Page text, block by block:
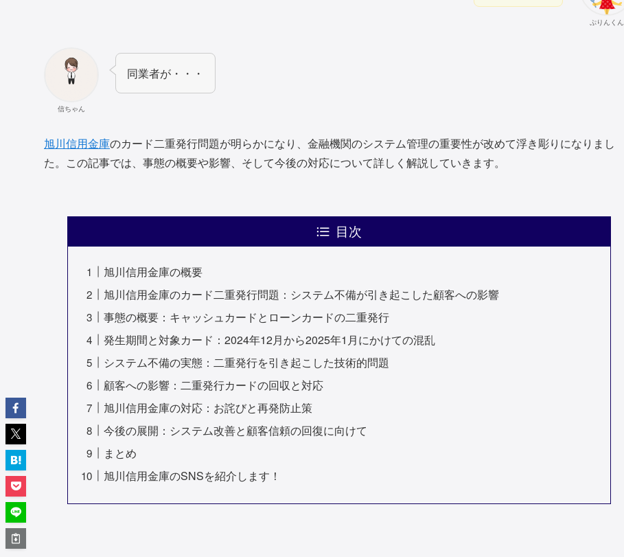
ぷりんくん
信ちゃん
同業者が・・・
旭川信用金庫のカード二重発行問題が明らかになり、金融機関のシステム管理の重要性が改めて浮き彫りになりまし
た。この記事では、事態の概要や影響、そして今後の対応について詳しく解説していきます。
目次
旭川信用金庫の概要
旭川信用金庫のカード二重発行問題：システム不備が引き起こした顧客への影響
事態の概要：キャッシュカードとローンカードの二重発行
発生期間と対象カード：2024年12月から2025年1月にかけての混乱
システム不備の実態：二重発行を引き起こした技術的問題
顧客への影響：二重発行カードの回収と対応
旭川信用金庫の対応：お詫びと再発防止策
今後の展開：システム改善と顧客信頼の回復に向けて
まとめ
旭川信用金庫のSNSを紹介します！